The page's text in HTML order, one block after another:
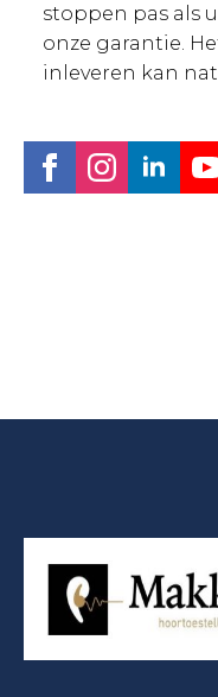
stoppen pas als
onze garantie.
inleveren kan